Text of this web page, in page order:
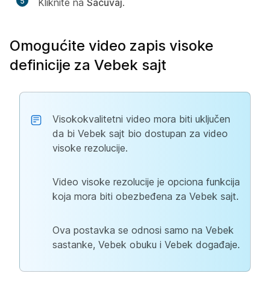
Kliknite na Sačuvaj.
Omogućite video zapis visoke
definicije za Vebek sajt
Visokokvalitetni video mora biti uključen
da bi Vebek sajt bio dostupan za video
visoke rezolucije.
Video visoke rezolucije je opciona funkcija
koja mora biti obezbeđena za Vebek sajt.
Ova postavka se odnosi samo na Vebek
sastanke, Vebek obuku i Vebek događaje.